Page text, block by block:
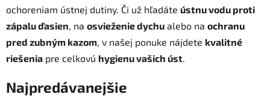
ochoreniam ústnej dutiny. Či už hľadáte ústnu vodu proti
zápalu ďasien , na osvieženie dychu alebo na ochranu
pred zubným kazom , v našej ponuke nájdete kvalitné
riešenia pre celkovú hygienu vašich úst
Najpredávanejšie